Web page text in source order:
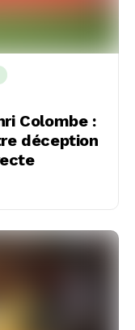
Colombe :
déception